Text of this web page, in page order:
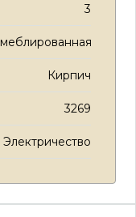
3
Кирпич
3269
Электричество